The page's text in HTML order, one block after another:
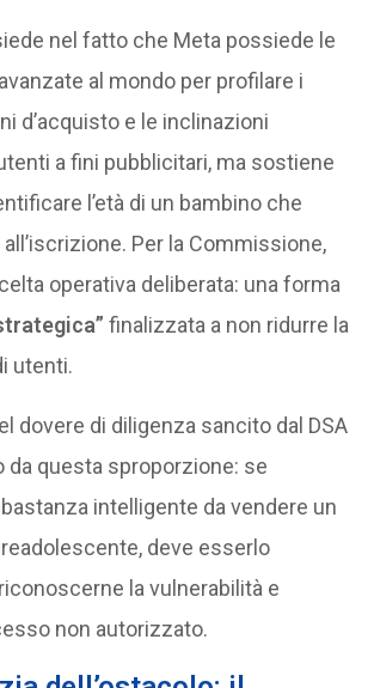
nel fatto che Meta possiede le
al mondo per profilare i
d’acquisto e le inclinazioni
a fini pubblicitari, ma sostiene
l’età di un bambino che
Per la Commissione,
operativa deliberata: una forma
finalizzata a non ridurre la
utenti.
dovere di diligenza sancito dal DSA
da questa sproporzione: se
intelligente da vendere un
deve esserlo
la vulnerabilità e
non autorizzato.